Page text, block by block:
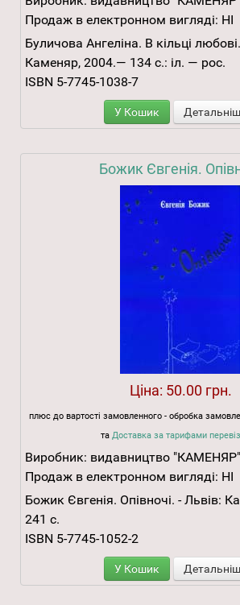
Продаж в електронном вигляді: НІ
Буличова Ангеліна. В кільці
Каменяр, 2004.— 134 с.: іл. — рос.
ISBN 5-7745-1038-7
У Кошик
Божик Євгенія.
Ціна: 50.00 грн.
плюс до вартості замовленного - обробка
та Доставка за тарифами
Виробник: видавництво "КАМЕНЯР"
Продаж в електронном вигляді: НІ
Божик Євгенія. Опівночі. - Львів:
241 с.
ISBN 5-7745-1052-2
У Кошик